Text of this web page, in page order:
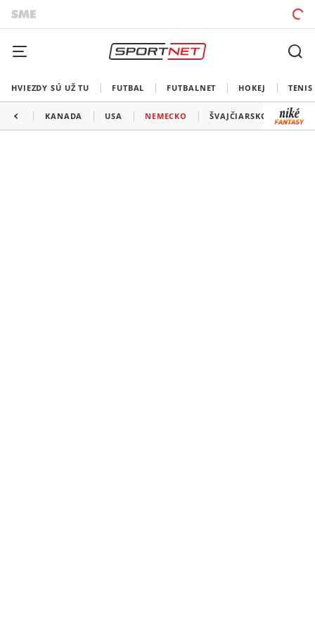
HVIEZDY SÚ UŽ TU FUTBAL FUTBALNET HOKEJ TENIS
KANADA USA NEMECKO ŠVAJČIARSKO